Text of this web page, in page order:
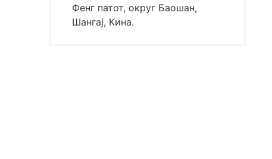
Фенг патот, округ Баошан,
Шангај, Кина.